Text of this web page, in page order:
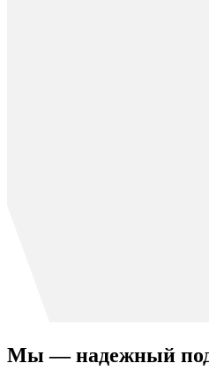
Мы — надежный